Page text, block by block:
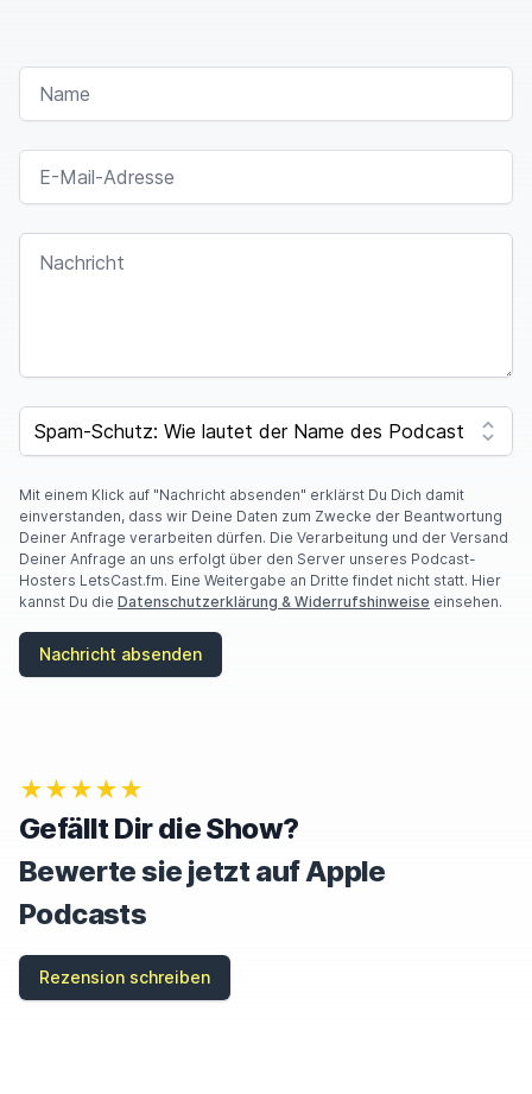
NAME
E-MAIL-ADRESSE
NACHRICHT
F
O
A
R
E
A
H
U
R
E
T
H
I
S
F
E
SPAM CAPTCHA
Mit einem Klick auf "Nachricht absenden" erklärst Du Dich damit
einverstanden, dass wir Deine Daten zum Zwecke der Beantwortung
Deiner Anfrage verarbeiten dürfen. Die Verarbeitung und der Versand
Deiner Anfrage an uns erfolgt über den Server unseres Podcast-
Hosters LetsCast.fm. Eine Weitergabe an Dritte findet nicht statt. Hier
kannst Du die Datenschutzerklärung & Widerrufshinweise einsehen.
Nachricht absenden
★★★★★
Gefällt Dir die Show?
Bewerte sie jetzt auf Apple
Podcasts
Rezension schreiben